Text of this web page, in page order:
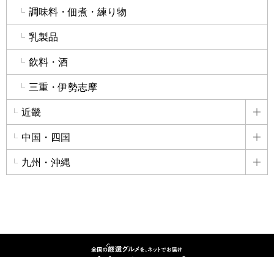
調味料・佃煮・練り物
乳製品
飲料・酒
三重・伊勢志摩
近畿
詳
中国・四国
詳
九州・沖縄
詳